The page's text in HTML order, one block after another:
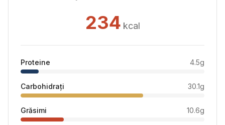
234 kcal
Proteine 4.5g
Carbohidrați 30.1g
Grăsimi 10.6g